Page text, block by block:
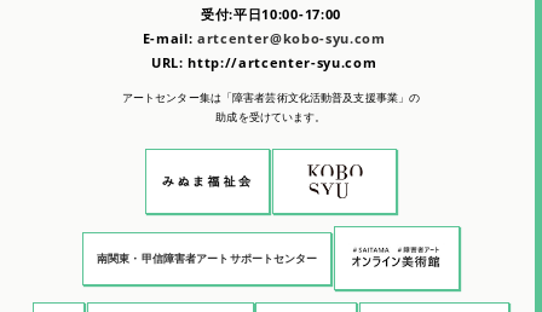
受付:平日10:00-17:00
E-mail: artcenter@kobo-syu.com
URL: http://artcenter-syu.com
アートセンター集は「障害者芸術文化活動普及支援事業」の
助成を受けています。
南関東・甲信障害者アートサポートセンター